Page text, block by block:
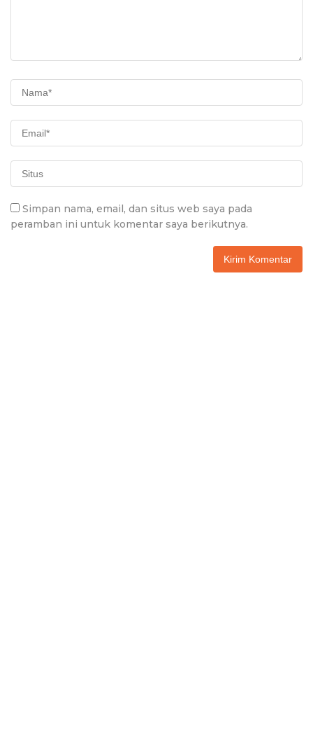
Simpan nama, email, dan situs web saya pada
peramban ini untuk komentar saya berikutnya.